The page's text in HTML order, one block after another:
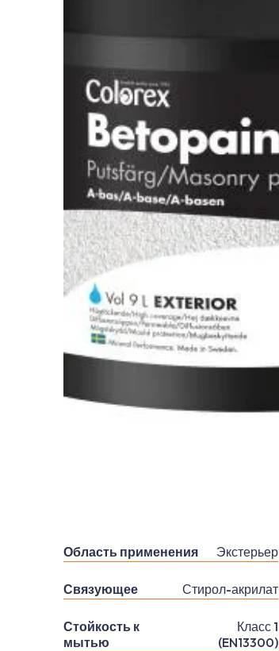
Область применения Экстерьер
Связующее Стирол-акрилат
Стойкость к
мытью
Класс 1
(EN13300)